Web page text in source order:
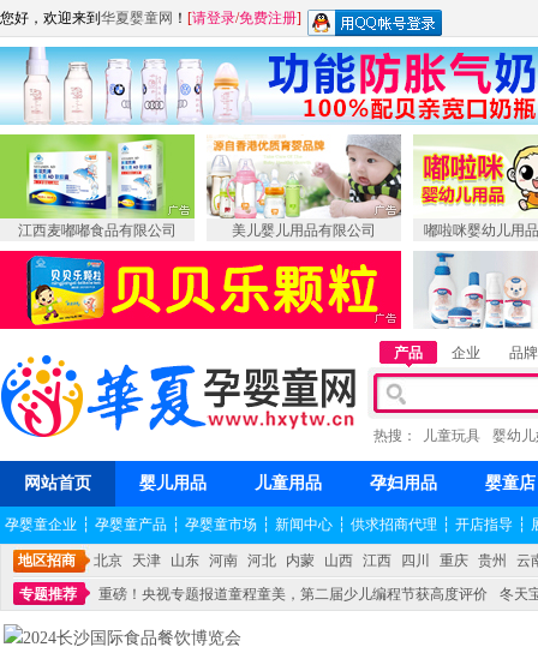
您好，欢迎来到 华夏婴童网 ！ [请登录/免费注册]
江西麦嘟嘟食品有限公司 美儿婴儿用品有限公司 嘟啦咪婴幼儿用
产品 企业 品牌
热搜： 儿童玩具 婴幼
网站首页 婴儿用品 儿童用品 孕妇用品 婴童店
孕婴童企业 ┆ 孕婴童产品 ┆ 孕婴童市场 ┆ 新闻中心 ┆ 供求招商代理 ┆ 开店指导 ┆
地区招商 北京 天津 山东 河南 河北 内蒙 山西 江西 四川 重庆 贵州
云
专题推荐
重磅！央视专题报道童程童美，第二届少儿编程节获高度评价
冬天
不能再单纯地销售产品,而要向增强服务转型,毕竟母婴产品比较特殊。”